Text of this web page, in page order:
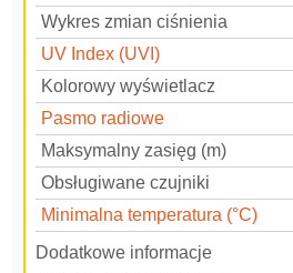
Wykres zmian ciśnienia
UV Index (UVI)
Kolorowy wyświetlacz
Pasmo radiowe
Maksymalny zasięg (m)
Obsługiwane czujniki
Minimalna temperatura (°C)
Dodatkowe informacje